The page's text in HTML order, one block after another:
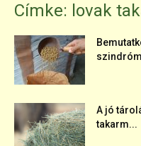
Címke: lovak
A jó
takarm...